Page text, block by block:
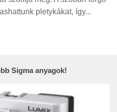
pletykákat, így...
Sigma anyagok!